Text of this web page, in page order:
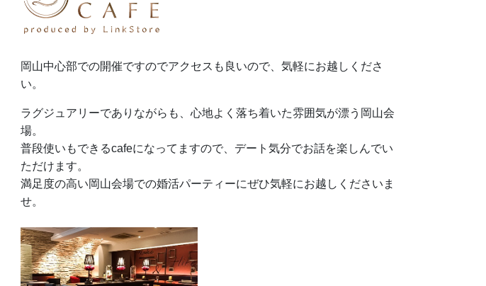
岡山中心部での開催ですのでアクセスも良いので、気軽にお越しくださ
い。
ラグジュアリーでありながらも、心地よく落ち着いた雰囲気が漂う岡山会
場。
普段使いもできるcafeになってますので、デート気分でお話を楽しんでい
ただけます。
満足度の高い岡山会場での婚活パーティーにぜひ気軽にお越しくださいま
せ。